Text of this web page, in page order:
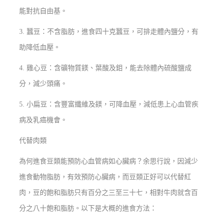
能對抗自由基。
3. 蠶豆：不含脂肪，進食四十克蠶豆，可排走體內鹽分，有
助降低血壓。
4. 雞心豆：含礦物質鎂、葉酸及鉬，能去除體內硫酸鹽成
分，減少頭痛。
5. 小扁豆：含豐富纖維及鎂，可降血壓，減低患上心血管疾
病及乳癌機會。
代替肉類
為何進食豆類能預防心血管病如心臟病？余思行說，因減少
進食動物脂肪，有效預防心臟病，而豆類正好可以代替紅
肉，豆的飽和脂肪只有百分之三至三十七，相對牛肉就含百
分之八十飽和脂肪。以下是大概的進食方法：